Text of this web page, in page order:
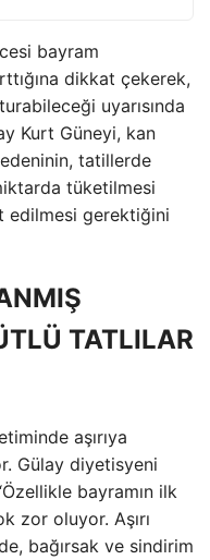
bayram
dikkat çekerek,
uyarısında
Kurt Güneyi, kan
tatillerde
tüketilmesi
edilmesi gerektiğini
TATLILAR
aşırıya
Gülay diyetisyeni
bayramın ilk
zor oluyor. Aşırı
bağırsak ve sindirim